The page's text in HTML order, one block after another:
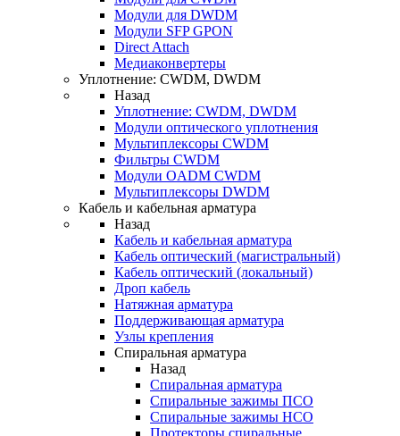
Модули для DWDM
Модули SFP GPON
Direct Attach
Медиаконвертеры
Уплотнение: CWDM, DWDM
Назад
Уплотнение: CWDM, DWDM
Модули оптического уплотнения
Мультиплексоры CWDM
Фильтры CWDM
Модули OADM CWDM
Мультиплексоры DWDM
Кабель и кабельная арматура
Назад
Кабель и кабельная арматура
Кабель оптический (магистральный)
Кабель оптический (локальный)
Дроп кабель
Натяжная арматура
Поддерживающая арматура
Узлы крепления
Спиральная арматура
Назад
Спиральная арматура
Спиральные зажимы ПСО
Спиральные зажимы НСО
Протекторы спиральные